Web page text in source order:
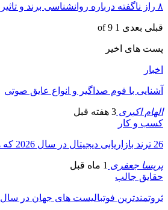
۸ راز ناگفته درباره روانشناسی برند و تاثیر بر مصرف کننده
قبلی بعدی 1 of 9
پست های اخیر
اخبار
آشنایی با فوم صداگیر و انواع عایق صوتی
الهام اکبری 3 هفته قبل
کسب و کار
26 ترند بازاریابی دیجیتال در سال 2026 که هر کسب‌وکاری…
پریسا جعفری 1 ماه قبل
حقایق جالب
ثروتمندترین فوتبالیست های جهان در سال 2026؛ از…